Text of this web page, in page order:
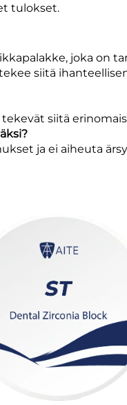
tulokset.
joka on
siitä
siitä
ja ei aiheuta